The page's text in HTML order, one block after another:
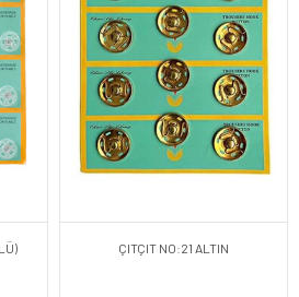
ÇITÇIT NO:21 ALTIN